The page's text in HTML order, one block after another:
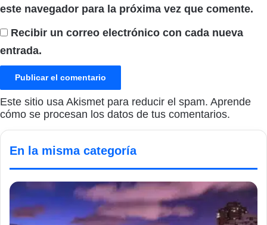
este navegador para la próxima vez que comente.
Recibir un correo electrónico con cada nueva
entrada.
Este sitio usa Akismet para reducir el spam. Aprende
cómo se procesan los datos de tus comentarios.
En la misma categoría